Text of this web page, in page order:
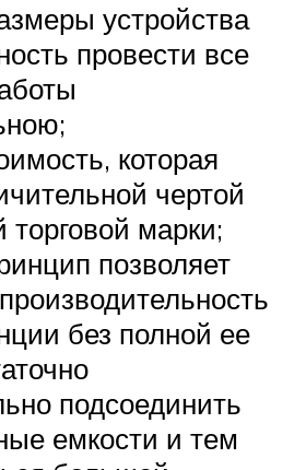
устройства
провести все
которая
чертой
торговой марки;
позволяет
без полной ее
подсоединить
емкости и тем